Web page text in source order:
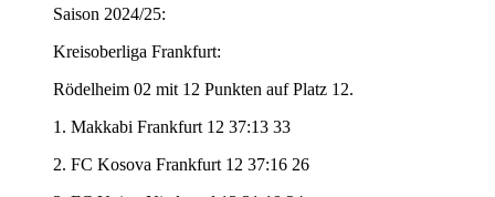
Saison 2024/25:
Kreisoberliga Frankfurt:
Rödelheim 02 mit 12 Punkten auf Platz 12.
1. Makkabi Frankfurt 12 37:13 33
2. FC Kosova Frankfurt 12 37:16 26